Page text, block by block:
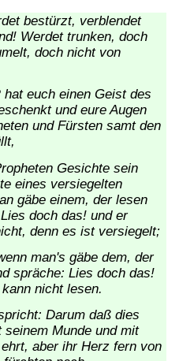
bestürzt, verblendet
Werdet trunken, doch
doch nicht von
hat euch einen Geist des
und eure Augen
und Fürsten samt den
Gesichte sein
eines versiegelten
gäbe einem, der lesen
doch das! und er
denn es ist versiegelt;
man's gäbe dem, der
spräche: Lies doch das!
nicht lesen.
Darum daß dies
Munde und mit
aber ihr Herz fern von